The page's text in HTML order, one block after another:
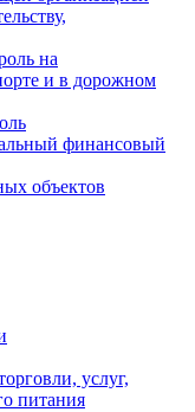
на
и в дорожном
финансовый
объектов
услуг,
питания